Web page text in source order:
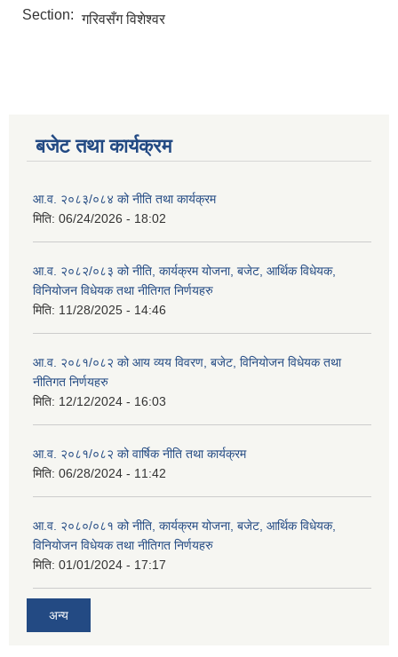
Section: गरिवसँग विशेश्वर
बजेट तथा कार्यक्रम
आ.व. २०८३/०८४ को नीति तथा कार्यक्रम
मिति: 06/24/2026 - 18:02
आ.व. २०८२/०८३ को नीति, कार्यक्रम योजना, बजेट, आर्थिक विधेयक,
विनियोजन विधेयक तथा नीतिगत निर्णयहरु
मिति: 11/28/2025 - 14:46
आ.व. २०८१/०८२ को आय व्यय विवरण, बजेट, विनियोजन विधेयक तथा
नीतिगत निर्णयहरु
मिति: 12/12/2024 - 16:03
आ.व. २०८१/०८२ को वार्षिक नीति तथा कार्यक्रम
मिति: 06/28/2024 - 11:42
आ.व. २०८०/०८१ को नीति, कार्यक्रम योजना, बजेट, आर्थिक विधेयक,
विनियोजन विधेयक तथा नीतिगत निर्णयहरु
मिति: 01/01/2024 - 17:17
अन्य